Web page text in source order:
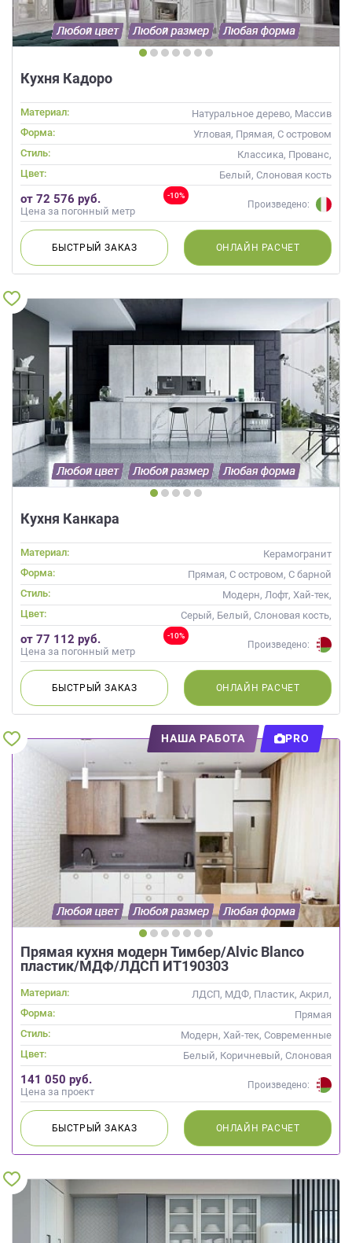
Кухня Кадоро
Материал:
Натуральное дерево, Массив
Форма:
Угловая, Прямая, С островом
Стиль:
Классика, Прованс,
Скандинавский, Неоклассика
Цвет: Белый, Слоновая кость
-10%
от 72 576 руб.
Цена за погонный метр
Произведено:
БЫСТРЫЙЗАКАЗ ОНЛАЙН РАСЧЕТ
Кухня Канкара
Материал:
Керамогранит
Форма:
Прямая, С островом, С барной
стойкой
Стиль:
Модерн, Лофт, Хай-тек,
Современные
Цвет:
Серый, Белый, Слоновая кость,
Кремовый
-10%
от 77 112 руб.
Цена за погонный метр
Произведено:
БЫСТРЫЙЗАКАЗ ОНЛАЙН РАСЧЕТ
НАША РАБОТА PRO
Прямая кухня модерн Тимбер/Alvic Blanco
пластик/МДФ/ЛДСП ИТ190303
Материал:
ЛДСП, МДФ, Пластик, Акрил,
Alvic / УФ лак,
Интегрированная ручка
Форма:
Прямая
Стиль:
Модерн, Хай-тек, Современные
Цвет:
Белый, Коричневый, Слоновая
кость
141 050 руб.
Цена за проект
Произведено:
БЫСТРЫЙЗАКАЗ ОНЛАЙН РАСЧЕТ